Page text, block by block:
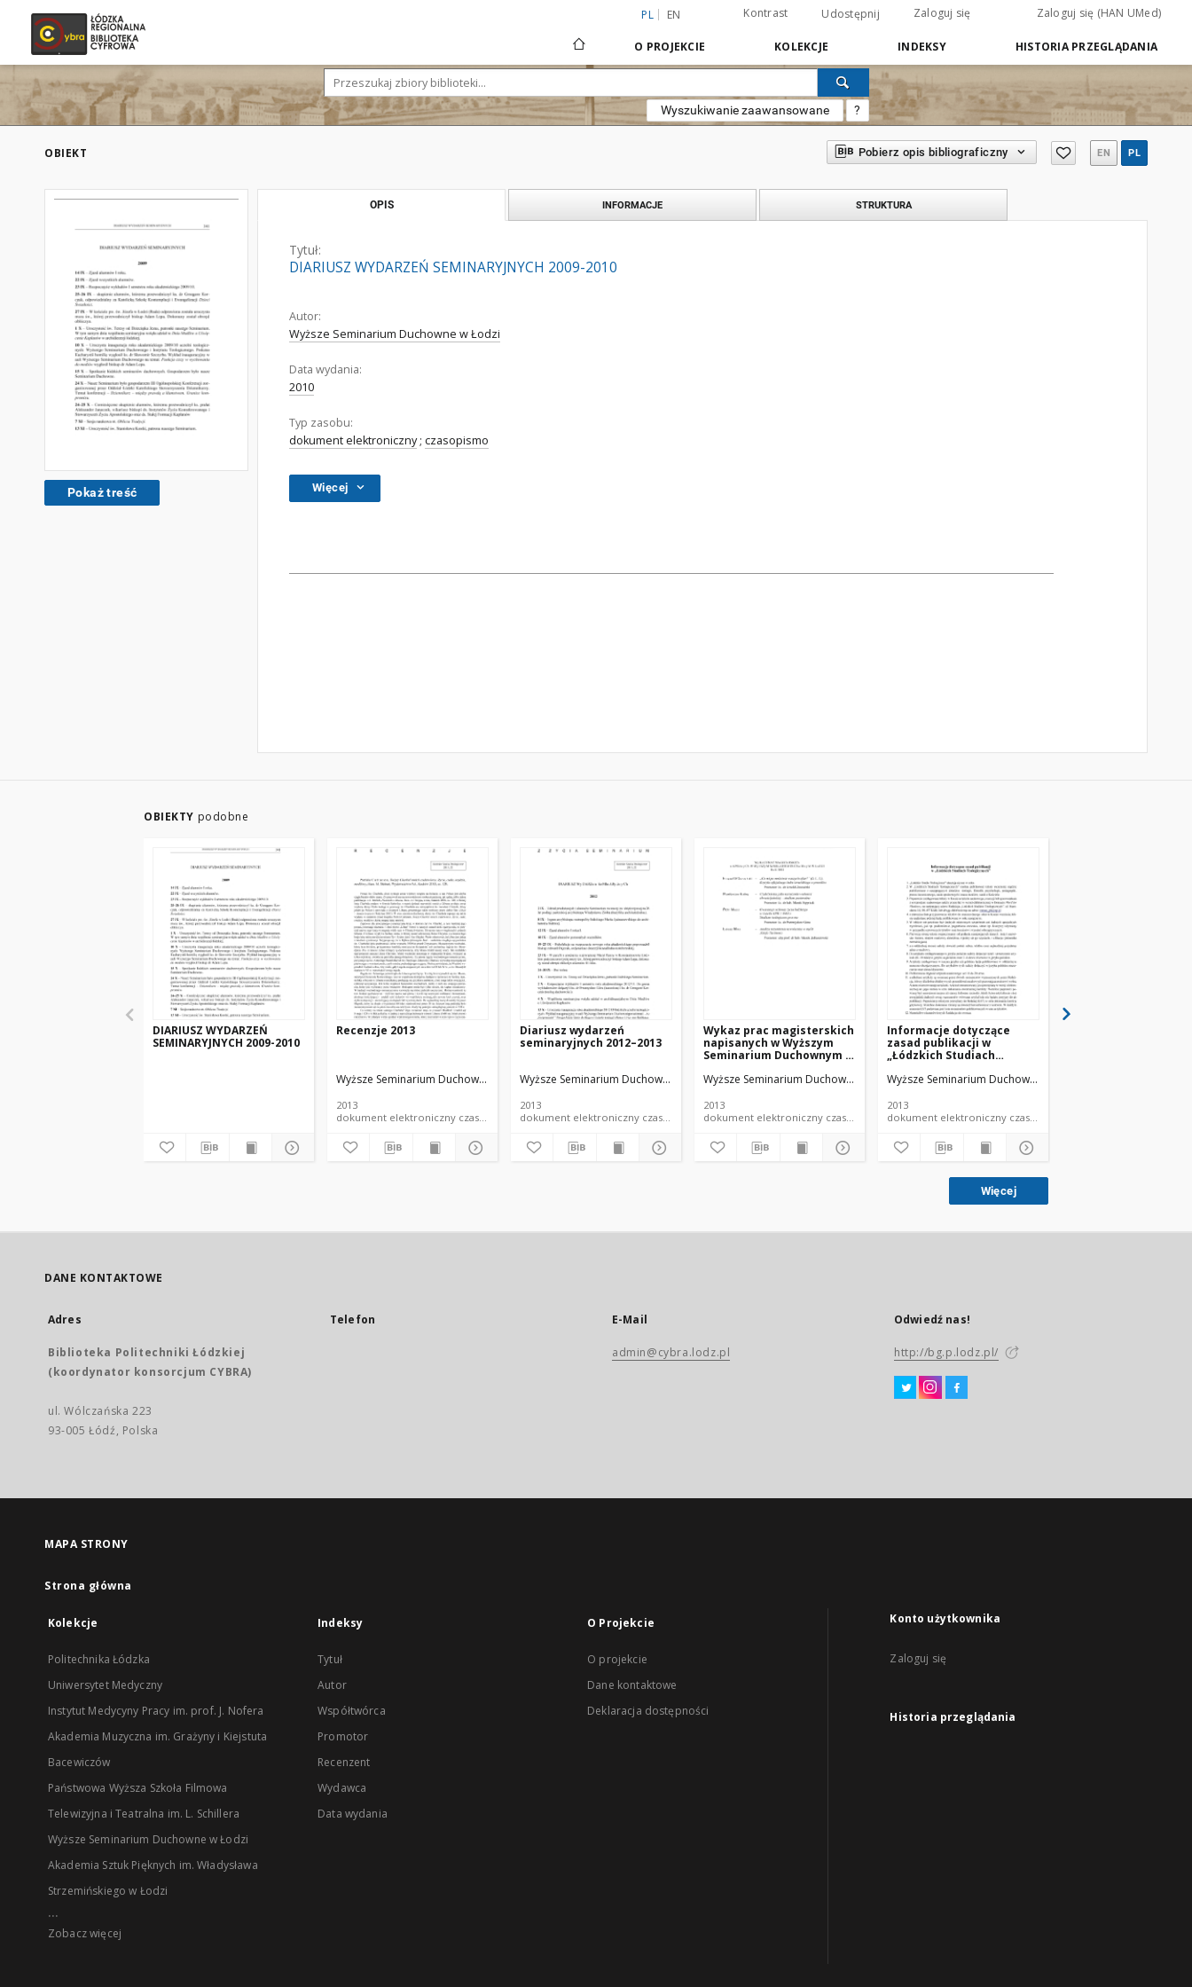
PL EN Kontrast Udostępnij Zaloguj się Zaloguj się (HAN UMed)
O PROJEKCIE KOLEKCJE INDEKSY HISTORIA PRZEGLĄDANIA
Wyszukiwanie zaawansowane ?
OBIEKT Pobierz opis bibliograficzny EN PL
Pokaż treść
OPIS INFORMACJE STRUKTURA
Tytuł:
DIARIUSZ WYDARZEŃ SEMINARYJNYCH 2009-2010
Autor:
Wyższe Seminarium Duchowne w Łodzi
Data wydania:
2010
Typ zasobu:
dokument elektroniczny; czasopismo
Więcej
OBIEKTY podobne
DIARIUSZ WYDARZEŃ
SEMINARYJNYCH 2009-2010
Recenzje 2013
Wyższe Seminarium Duchowne w Łodzi
2013
dokument elektroniczny czasopismo
Diariusz wydarzeń
seminaryjnych 2012–2013
Wyższe Seminarium Duchowne w Łodzi
2013
dokument elektroniczny czasopismo
Wykaz prac magisterskich
napisanych w Wyższym
Seminarium Duchownym w
Wyższe Seminarium Duchowne w Łodzi
2013
dokument elektroniczny czasopismo
Informacje dotyczące
zasad publikacji w
„Łódzkich Studiach
Wyższe Seminarium Duchowne w Łodzi
2013
dokument elektroniczny czasopismo
Więcej
DANE KONTAKTOWE
Adres
Biblioteka Politechniki Łódzkiej
(koordynator konsorcjum CYBRA)
ul. Wólczańska 223
93-005 Łódź, Polska
Telefon E-Mail
admin@cybra.lodz.pl
Odwiedź nas!
http://bg.p.lodz.pl/
MAPA STRONY
Strona główna
Kolekcje
Politechnika Łódzka
Uniwersytet Medyczny
Instytut Medycyny Pracy im. prof. J. Nofera
Akademia Muzyczna im. Grażyny i Kiejstuta
Bacewiczów
Państwowa Wyższa Szkoła Filmowa
Telewizyjna i Teatralna im. L. Schillera
Wyższe Seminarium Duchowne w Łodzi
Akademia Sztuk Pięknych im. Władysława
Strzemińskiego w Łodzi
...
Zobacz więcej
Indeksy
Tytuł
Autor
Współtwórca
Promotor
Recenzent
Wydawca
Data wydania
O Projekcie
O projekcie
Dane kontaktowe
Deklaracja dostępności
Konto użytkownika
Zaloguj się
Historia przeglądania